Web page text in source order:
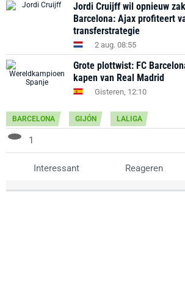
Jordi Cruijff wil opnieuw
Barcelona: Ajax profiteert
transferstrategie
2 aug. 08:55
Grote plottwist: FC
kapen van Real Madrid
Gisteren, 12:10
BARCELONA GIJÓN LALIGA
1
Interessant Reageren